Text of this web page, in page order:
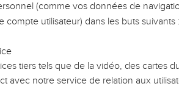
(comme vos données de
utilisateur) dans les buts suivants :
tiers tels que de la vidéo, des cartes
avec notre service de relation aux